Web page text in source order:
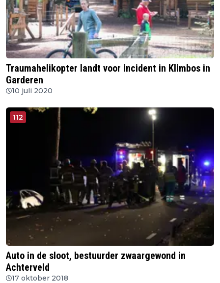
Traumahelikopter landt voor incident in Klimbos in
Garderen
10 juli 2020
112
Auto in de sloot, bestuurder zwaargewond in
Achterveld
17 oktober 2018